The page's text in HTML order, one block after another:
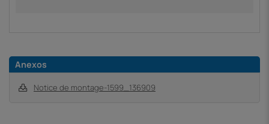
Anexos
Notice de montage-1599_136909